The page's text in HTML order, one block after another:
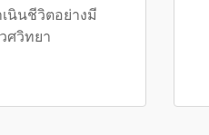
นินชีวิตอย่างมี
ศวิทยา